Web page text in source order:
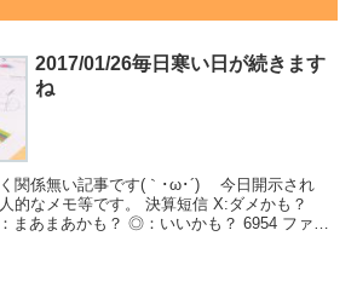
2017/01/26毎日寒い日が続きます
ね
関係無い記事です(｀･ω･´)ゞ 今日開示され
的なメモ等です。 決算短信 X:ダメかも？
まあまあかも？ ◎：いいかも？ 6954 ファナ